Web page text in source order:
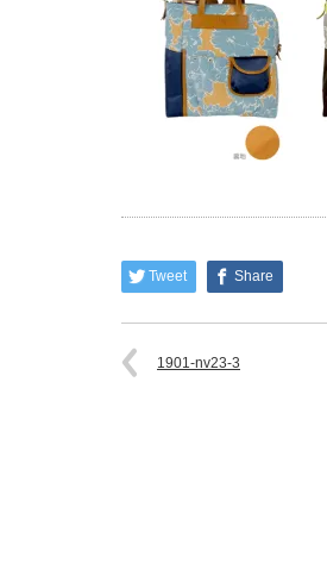
Tweet Share
1901-nv23-3